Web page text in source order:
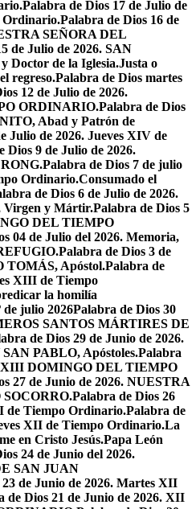
Palabra de Dios 17 de Julio de
Ordinario.Palabra de Dios 16 de
SEÑORA DEL
de Julio de 2026. SAN
Doctor de la Iglesia.Justa o
regreso.Palabra de Dios martes
12 de Julio de 2026.
ORDINARIO.Palabra de Dios
Abad y Patrón de
Julio de 2026. Jueves XIV de
Dios 9 de Julio de 2026.
Palabra de Dios 7 de julio
Ordinario.Consumado el
de Dios 6 de Julio de 2026.
y Mártir.Palabra de Dios 5
DEL TIEMPO
04 de Julio del 2026. Memoria,
Palabra de Dios 3 de
TOMÁS, Apóstol.Palabra de
XIII de Tiempo
la homilía
de julio 2026Palabra de Dios 30
SANTOS MÁRTIRES DE
de Dios 29 de Junio de 2026.
PABLO, Apóstoles.Palabra
XIII DOMINGO DEL TIEMPO
27 de Junio de 2026. NUESTRA
Palabra de Dios 26
de Tiempo Ordinario.Palabra de
XII de Tiempo Ordinario.La
en Cristo Jesús.Papa León
24 de Junio del 2026.
SAN JUAN
de Junio de 2026. Martes XII
de Dios 21 de Junio de 2026. XII